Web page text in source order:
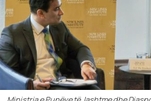
Udhëtime
DuVideo